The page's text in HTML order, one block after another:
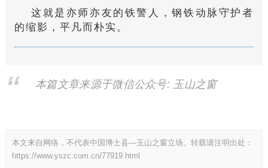
这就是亦师亦友的铁警人，钢铁动脉守护者
的缩影，平凡而朴实。
本篇文章来源于微信公众号: 玉山之窗
本文来自网络，不代表中国博士县—玉山之窗立场。转载请注明出处：
https://www.yszc.com.cn/77919.html